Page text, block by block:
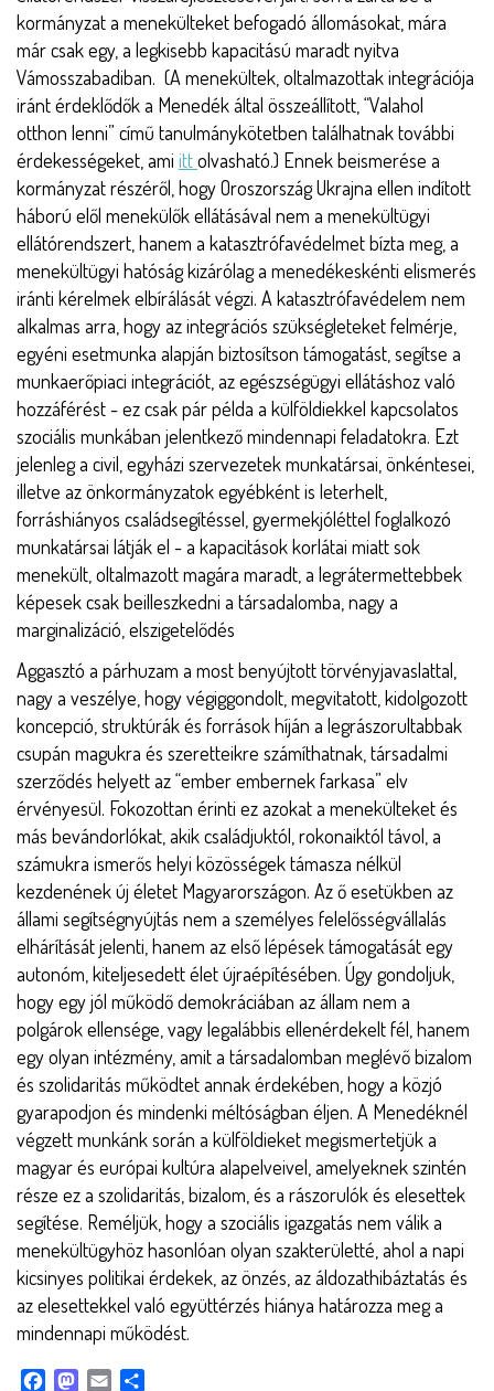
kormányzat a menekülteket befogadó állomásokat, mára
már csak egy, a legkisebb kapacitású maradt nyitva
Vámosszabadiban. (A menekültek, oltalmazottak integrációja
iránt érdeklődők a Menedék által összeállított, “Valahol
otthon lenni” című tanulmánykötetben találhatnak további
érdekességeket, ami ittolvasható.) Ennek beismerése a
kormányzat részéről, hogy Oroszország Ukrajna ellen indított
háború elől menekülők ellátásával nem a menekültügyi
ellátórendszert, hanem a katasztrófavédelmet bízta meg, a
menekültügyi hatóság kizárólag a menedékeskénti elismerés
iránti kérelmek elbírálását végzi. A katasztrófavédelem nem
alkalmas arra, hogy az integrációs szükségleteket felmérje,
egyéni esetmunka alapján biztosítson támogatást, segítse a
munkaerőpiaci integrációt, az egészségügyi ellátáshoz való
hozzáférést - ez csak pár példa a külföldiekkel kapcsolatos
szociális munkában jelentkező mindennapi feladatokra. Ezt
jelenleg a civil, egyházi szervezetek munkatársai, önkéntesei,
illetve az önkormányzatok egyébként is leterhelt,
forráshiányos családsegítéssel, gyermekjóléttel foglalkozó
munkatársai látják el - a kapacitások korlátai miatt sok
menekült, oltalmazott magára maradt, a legrátermettebbek
képesek csak beilleszkedni a társadalomba, nagy a
marginalizáció, elszigetelődés
Aggasztó a párhuzam a most benyújtott törvényjavaslattal,
nagy a veszélye, hogy végiggondolt, megvitatott, kidolgozott
koncepció, struktúrák és források híján a legrászorultabbak
csupán magukra és szeretteikre számíthatnak, társadalmi
szerződés helyett az “ember embernek farkasa” elv
érvényesül. Fokozottan érinti ez azokat a menekülteket és
más bevándorlókat, akik családjuktól, rokonaiktól távol, a
számukra ismerős helyi közösségek támasza nélkül
kezdenének új életet Magyarországon. Az ő esetükben az
állami segítségnyújtás nem a személyes felelősségvállalás
elhárítását jelenti, hanem az első lépések támogatását egy
autonóm, kiteljesedett élet újraépítésében. Úgy gondoljuk,
hogy egy jól működő demokráciában az állam nem a
polgárok ellensége, vagy legalábbis ellenérdekelt fél, hanem
egy olyan intézmény, amit a társadalomban meglévő bizalom
és szolidaritás működtet annak érdekében, hogy a közjó
gyarapodjon és mindenki méltóságban éljen. A Menedéknél
végzett munkánk során a külföldieket megismertetjük a
magyar és európai kultúra alapelveivel, amelyeknek szintén
része ez a szolidaritás, bizalom, és a rászorulók és elesettek
segítése. Reméljük, hogy a szociális igazgatás nem válik a
menekültügyhöz hasonlóan olyan szakterületté, ahol a napi
kicsinyes politikai érdekek, az önzés, az áldozathibáztatás és
az elesettekkel való együttérzés hiánya határozza meg a
mindennapi működést.
FacebookMastodon
Email